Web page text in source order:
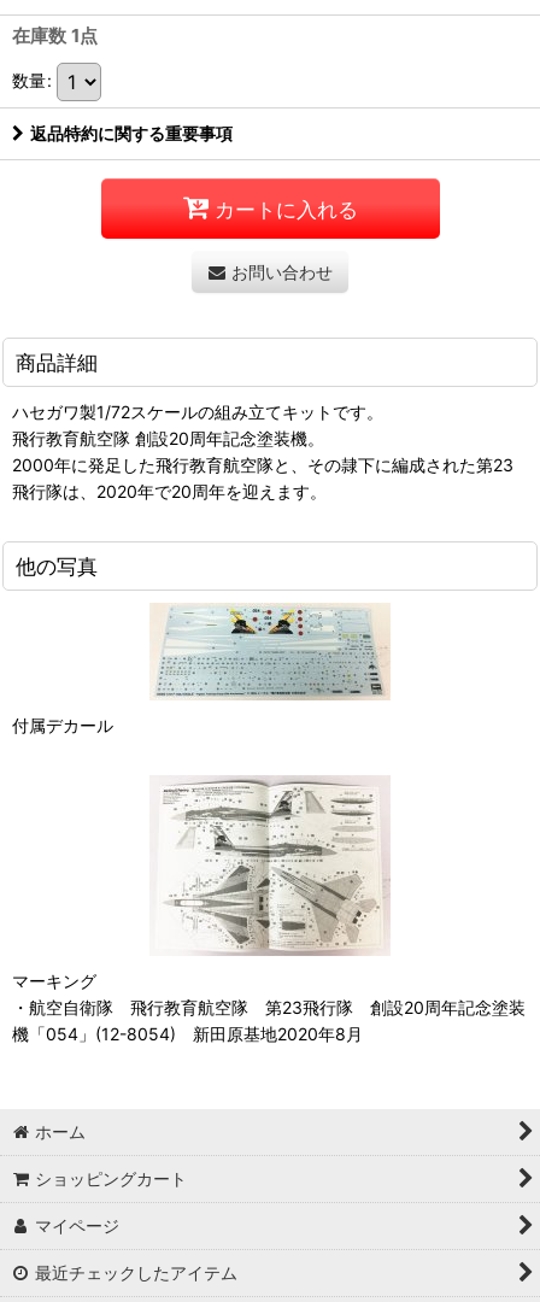
在庫数 1点
数量:
返品特約に関する重要事項
カートに入れる
お問い合わせ
商品詳細
ハセガワ製1/72スケールの組み立てキットです。
飛行教育航空隊 創設20周年記念塗装機。
2000年に発足した飛行教育航空隊と、その隷下に編成された第23
飛行隊は、2020年で20周年を迎えます。
他の写真
付属デカール
マーキング
・航空自衛隊 飛行教育航空隊 第23飛行隊 創設20周年記念塗装
機「054」(12-8054) 新田原基地2020年8月
ホーム
ショッピングカート
マイページ
最近チェックしたアイテム